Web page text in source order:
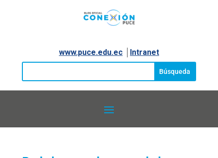
www.puce.edu.ec│ Intranet